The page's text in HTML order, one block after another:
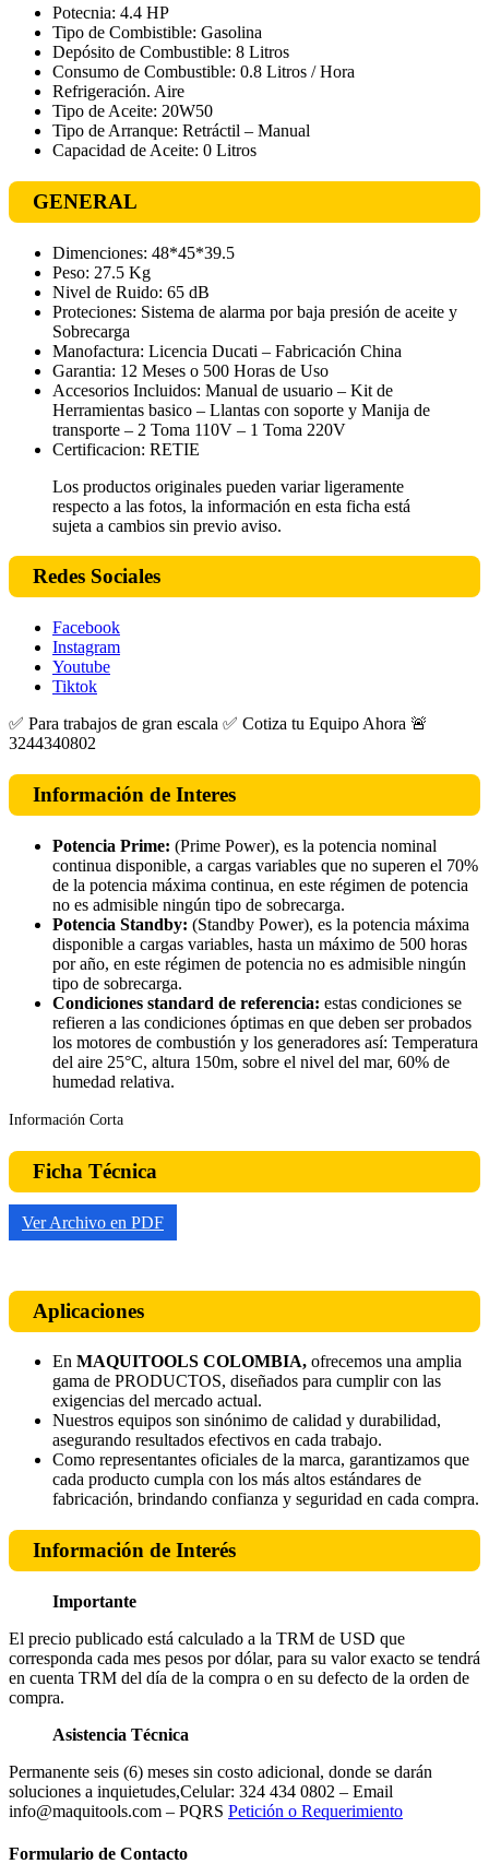
Potecnia: 4.4 HP
Tipo de Combistible: Gasolina
Depósito de Combustible: 8 Litros
Consumo de Combustible: 0.8 Litros / Hora
Refrigeración. Aire
Tipo de Aceite: 20W50
Tipo de Arranque: Retráctil – Manual
Capacidad de Aceite: 0 Litros
GENERAL
Dimenciones: 48*45*39.5
Peso: 27.5 Kg
Nivel de Ruido: 65 dB
Proteciones: Sistema de alarma por baja presión de aceite y
Sobrecarga
Manofactura: Licencia Ducati – Fabricación China
Garantia: 12 Meses o 500 Horas de Uso
Accesorios Incluidos: Manual de usuario – Kit de
Herramientas basico – Llantas con soporte y Manija de
transporte – 2 Toma 110V – 1 Toma 220V
Certificacion: RETIE
Los productos originales pueden variar ligeramente
respecto a las fotos, la información en esta ficha está
sujeta a cambios sin previo aviso.
Redes Sociales
Facebook
Instagram
Youtube
Tiktok
✅ Para trabajos de gran escala ✅ Cotiza tu Equipo Ahora 🚨
3244340802
Información de Interes
Potencia Prime: (Prime Power), es la potencia nominal
continua disponible, a cargas variables que no superen el 70%
de la potencia máxima continua, en este régimen de potencia
no es admisible ningún tipo de sobrecarga.
Potencia Standby: (Standby Power), es la potencia máxima
disponible a cargas variables, hasta un máximo de 500 horas
por año, en este régimen de potencia no es admisible ningún
tipo de sobrecarga.
Condiciones standard de referencia: estas condiciones se
refieren a las condiciones óptimas en que deben ser probados
los motores de combustión y los generadores así: Temperatura
del aire 25°C, altura 150m, sobre el nivel del mar, 60% de
humedad relativa.
Información Corta
Ficha Técnica
Ver Archivo en PDF
Aplicaciones
En MAQUITOOLS COLOMBIA, ofrecemos una amplia
gama de PRODUCTOS, diseñados para cumplir con las
exigencias del mercado actual.
Nuestros equipos son sinónimo de calidad y durabilidad,
asegurando resultados efectivos en cada trabajo.
Como representantes oficiales de la marca, garantizamos que
cada producto cumpla con los más altos estándares de
fabricación, brindando confianza y seguridad en cada compra.
Información de Interés
Importante
El precio publicado está calculado a la TRM de USD que
corresponda cada mes pesos por dólar, para su valor exacto se tendrá
en cuenta TRM del día de la compra o en su defecto de la orden de
compra.
Asistencia Técnica
Permanente seis (6) meses sin costo adicional, donde se darán
soluciones a inquietudes,Celular: 324 434 0802 – Email
info@maquitools.com – PQRS Petición o Requerimiento
Formulario de Contacto